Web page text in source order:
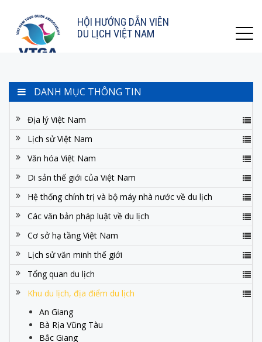
HỘI HƯỚNG DẪN VIÊN
DU LỊCH VIỆT NAM
DANH MỤC THÔNG TIN
Địa lý Việt Nam
Lịch sử Việt Nam
Văn hóa Việt Nam
Di sản thế giới của Việt Nam
Hệ thống chính trị và bộ máy nhà nước về du lịch
Các văn bản pháp luật về du lịch
Cơ sở hạ tầng Việt Nam
Lịch sử văn minh thế giới
Tổng quan du lịch
Khu du lịch, địa điểm du lịch
An Giang
Bà Rịa Vũng Tàu
Bắc Giang